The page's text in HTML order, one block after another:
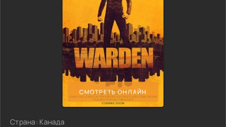
СМОТРЕТЬ ОНЛАЙН
Страна: Канада